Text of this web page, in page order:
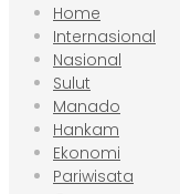
Home
Internasional
Nasional
Sulut
Manado
Hankam
Ekonomi
Pariwisata